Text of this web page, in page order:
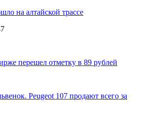
на алтайской трассе
перешел отметку в 89 рублей
Peugeot 107 продают всего за